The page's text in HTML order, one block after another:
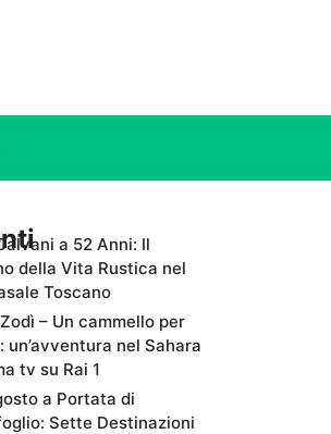
a 52 Anni: Il
della Vita Rustica nel
Toscano
– Un cammello per
un’avventura nel Sahara
tv su Rai 1
a Portata di
Sette Destinazioni